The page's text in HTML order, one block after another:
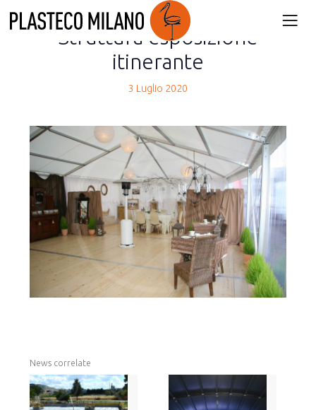
Struttura esposizione
itinerante
3 Luglio 2020
News correlate